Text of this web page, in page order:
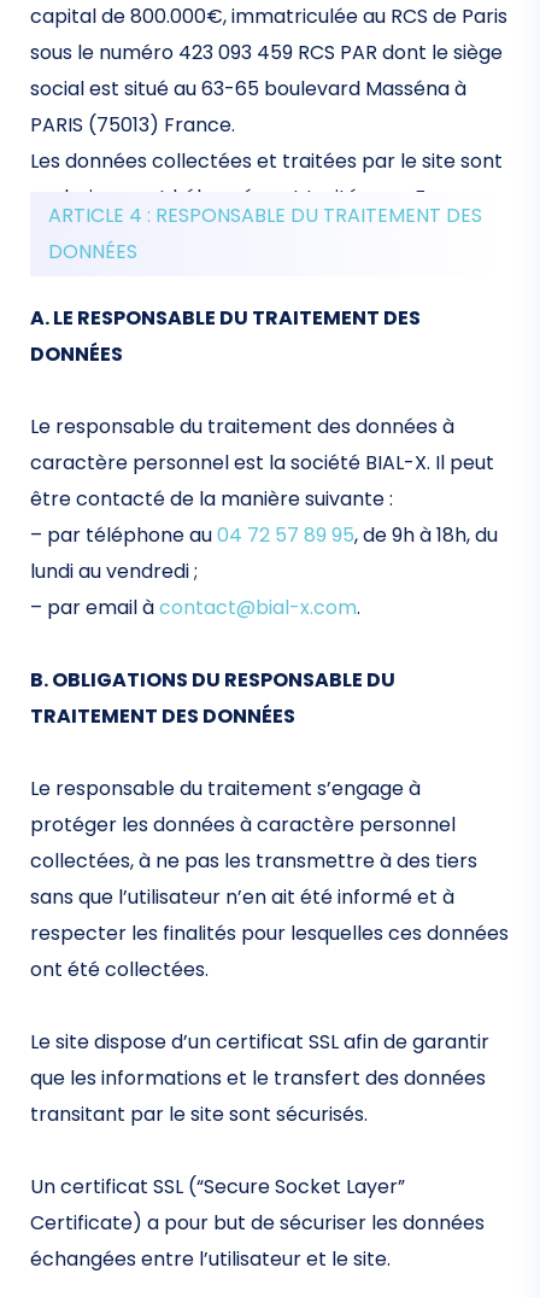
capital de 800.000€, immatriculée au RCS de Paris
sous le numéro 423 093 459 RCS PAR dont le siège
social est situé au 63-65 boulevard Masséna à
PARIS (75013) France.
Les données collectées et traitées par le site sont
exclusivement hébergées et traitées en France.
ARTICLE 4 : RESPONSABLE DU TRAITEMENT DES
DONNÉES
A. LE RESPONSABLE DU TRAITEMENT DES
DONNÉES
Le responsable du traitement des données à
caractère personnel est la société BIAL-X. Il peut
être contacté de la manière suivante :
– par téléphone au04 72 57 89 95, de 9h à 18h, du
lundi au vendredi ;
– par email àcontact@bial-x.com.
B. OBLIGATIONS DU RESPONSABLE DU
TRAITEMENT DES DONNÉES
Le responsable du traitement s’engage à
protéger les données à caractère personnel
collectées, à ne pas les transmettre à des tiers
sans que l’utilisateur n’en ait été informé et à
respecter les finalités pour lesquelles ces données
ont été collectées.
Le site dispose d’un certificat SSL afin de garantir
que les informations et le transfert des données
transitant par le site sont sécurisés.
Un certificat SSL (“Secure Socket Layer”
Certificate) a pour but de sécuriser les données
échangées entre l’utilisateur et le site.